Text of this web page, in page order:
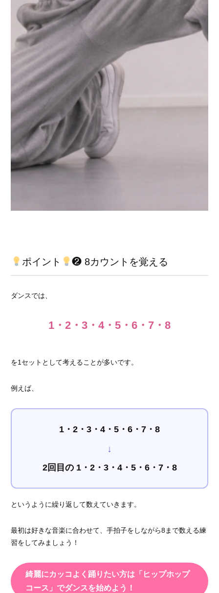
ポイント ❷ 8カウントを覚える
ダンスでは、
1・2・3・4・5・6・7・8
を1セットとして考えることが多いです。
例えば、
1・2・3・4・5・6・7・8
↓
2回目の 1・2・3・4・5・6・7・8
というように繰り返して数えていきます。
最初は好きな音楽に合わせて、手拍子をしながら8まで数える練
習をしてみましょう！
綺麗にカッコよく踊りたい方は「ヒップホップ
コース」でダンスを始めよう！